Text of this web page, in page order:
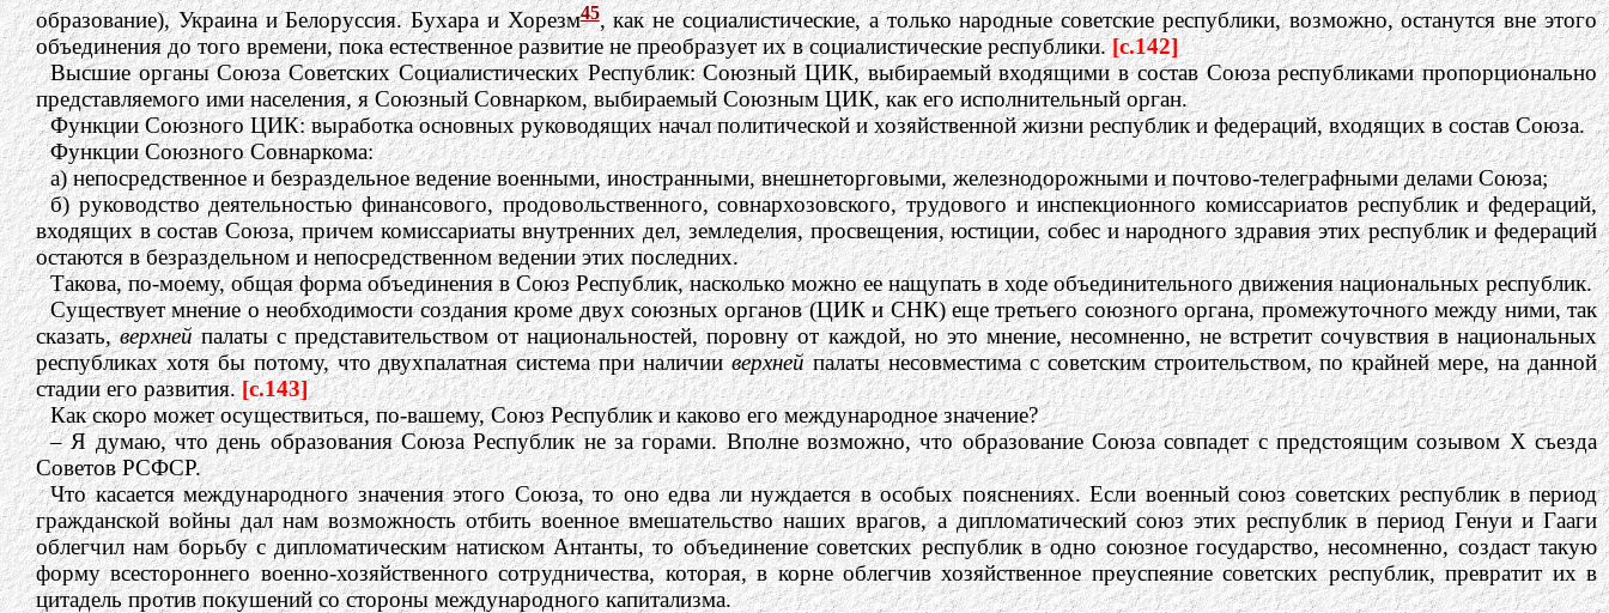
образование), Украина и Белоруссия. Бухара и Хорезм45, как не социалистические, а только народные советские республики, возможно, останутся вне этого
объединения до того времени, пока естественное развитие не преобразует их в социалистические республики.[c.142]
Высшие органы Союза Советских Социалистических Республик: Союзный ЦИК, выбираемый входящими в состав Союза республиками пропорционально
представляемого ими населения, я Союзный Совнарком, выбираемый Союзным ЦИК, как его исполнительный орган.
Функции Союзного ЦИК: выработка основных руководящих начал политической и хозяйственной жизни республик и федераций, входящих в состав Союза.
Функции Союзного Совнаркома:
а) непосредственное и безраздельное ведение военными, иностранными, внешнеторговыми, железнодорожными и почтово-телеграфными делами Союза;
б) руководство деятельностью финансового, продовольственного, совнархозовского, трудового и инспекционного комиссариатов республик и федераций,
входящих в состав Союза, причем комиссариаты внутренних дел, земледелия, просвещения, юстиции, собес и народного здравия этих республик и федераций
остаются в безраздельном и непосредственном ведении этих последних.
Такова, по-моему, общая форма объединения в Союз Республик, насколько можно ее нащупать в ходе объединительного движения национальных республик.
Существует мнение о необходимости создания кроме двух союзных органов (ЦИК и СНК) еще третьего союзного органа, промежуточного между ними, так
сказать,верхнейпалаты с представительством от национальностей, поровну от каждой, но это мнение, несомненно, не встретит сочувствия в национальных
республиках хотя бы потому, что двухпалатная система при наличииверхнейпалаты несовместима с советским строительством, по крайней мере, на данной
стадии его развития.[c.143]
Как скоро может осуществиться, по-вашему, Союз Республик и каково его международное значение?
– Я думаю, что день образования Союза Республик не за горами. Вполне возможно, что образование Союза совпадет с предстоящим созывом Х съезда
Советов РСФСР.
Что касается международного значения этого Союза, то оно едва ли нуждается в особых пояснениях. Если военный союз советских республик в период
гражданской войны дал нам возможность отбить военное вмешательство наших врагов, а дипломатический союз этих республик в период Генуи и Гааги
облегчил нам борьбу с дипломатическим натиском Антанты, то объединение советских республик в одно союзное государство, несомненно, создаст такую
форму всестороннего военно-хозяйственного сотрудничества, которая, в корне облегчив хозяйственное преуспеяние советских республик, превратит их в
цитадель против покушений со стороны международного капитализма.